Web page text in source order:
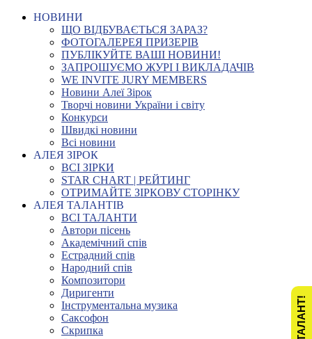
НОВИНИ
ЩО ВІДБУВАЄТЬСЯ ЗАРАЗ?
ФОТОГАЛЕРЕЯ ПРИЗЕРІВ
ПУБЛІКУЙТЕ ВАШІ НОВИНИ!
ЗАПРОШУЄМО ЖУРІ І ВИКЛАДАЧІВ
WE INVITE JURY MEMBERS
Новини Алеї Зірок
Творчі новини України і світу
Конкурси
Швидкі новини
Всі новини
АЛЕЯ ЗІРОК
ВСІ ЗІРКИ
STAR CHART | РЕЙТИНГ
ОТРИМАЙТЕ ЗІРКОВУ СТОРІНКУ
АЛЕЯ ТАЛАНТІВ
ВСІ ТАЛАНТИ
Автори пісень
Академічний спів
Естрадний спів
Народний спів
Композитори
Диригенти
Інструментальна музика
Саксофон
Скрипка